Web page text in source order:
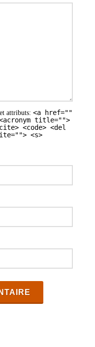
attributs: <a href=""
title="">
<code> <del
<s>